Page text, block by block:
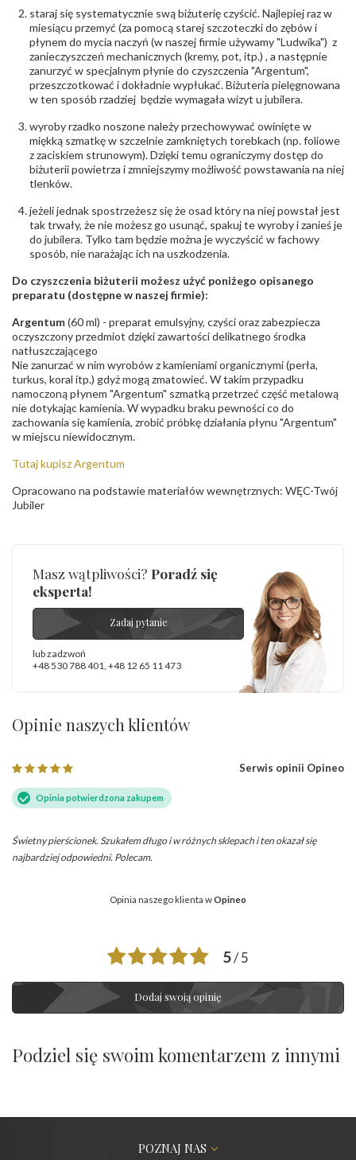
Barwa
Minimum: G
Czystość: Minimum: Si1
INNE PARAMETRY
Producent
odpowiedzialny:
WĘC-Twój Jubiler S.C. Artur Węc, Małgorzata
Suchan, ul. Kurczaba 3, 30-868 Kraków; NIP:
679-25-92-107; sklep@wec.com.pl
- rodzaj
ostrzeżenia :
,Elementy w wyrobie wykonane z białego złota
zawierają nikiel
staraj się systematycznie swą biżuterię czyścić. Najlepiej raz w
miesiącu przemyć (za pomocą starej szczoteczki do zębów i
płynem do mycia naczyń (w naszej firmie używamy "Ludwika") z
zanieczyszczeń mechanicznych (kremy, pot, itp.) , a następnie
zanurzyć w specjalnym płynie do czyszczenia "Argentum",
przeszczotkować i dokładnie wypłukać. Biżuteria pielęgnowana
w ten sposób rzadziej będzie wymagała wizyt u jubilera.
wyroby rzadko noszone należy przechowywać owinięte w
miękką szmatkę w szczelnie zamkniętych torebkach (np. foliowe
z zaciskiem strunowym). Dzięki temu ograniczymy dostęp do
biżuterii powietrza i zmniejszymy możliwość powstawania na niej
tlenków.
jeżeli jednak spostrzeżesz się że osad który na niej powstał jest
tak trwały, że nie możesz go usunąć, spakuj te wyroby i zanieś je
do jubilera. Tylko tam będzie można je wyczyścić w fachowy
sposób, nie narażając ich na uszkodzenia.
Do czyszczenia biżuterii możesz użyć poniżego opisanego
preparatu (dostępne w naszej firmie):
Argentum(60 ml) - preparat emulsyjny, czyści oraz zabezpiecza
oczyszczony przedmiot dzięki zawartości delikatnego środka
natłuszczającego
Nie zanurzać w nim wyrobów z kamieniami organicznymi (perła,
turkus, koral itp.) gdyż mogą zmatowieć. W takim przypadku
namoczoną płynem "Argentum" szmatką przetrzeć część metalową
nie dotykając kamienia. W wypadku braku pewności co do
zachowania się kamienia, zrobić próbkę działania płynu "Argentum"
w miejscu niewidocznym.
Tutaj kupisz Argentum
Opracowano na podstawie materiałów wewnętrznych: WĘC-Twój
Jubiler
Masz wątpliwości? Poradź się
eksperta!
Zadaj pytanie
lub zadzwoń
+48 530 788 401, +48 12 65 11 473
Opinie naszych klientów
Serwis opinii Opineo
Opinia potwierdzona zakupem
Świetny pierścionek. Szukałem długo i w różnych sklepach i ten okazał się
najbardziej odpowiedni. Polecam.
Opinia naszego klienta wOpineo
5/ 5
Dodaj swoją opinię
Podziel się swoim komentarzem z innymi
POZNAJ NAS